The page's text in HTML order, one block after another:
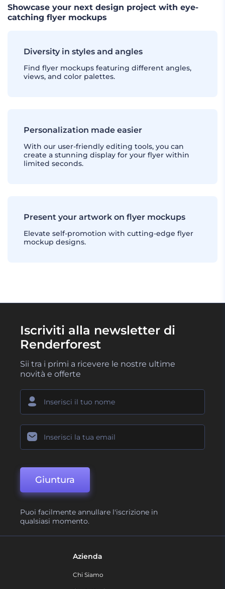
Showcase your next design project with eye-
catching flyer mockups
Diversity in styles and angles
Find flyer mockups featuring different angles,
views, and color palettes.
Personalization made easier
With our user-friendly editing tools, you can
create a stunning display for your flyer within
limited seconds.
Present your artwork on flyer mockups
Elevate self-promotion with cutting-edge flyer
mockup designs.
Iscriviti alla newsletter di
Renderforest
Sii tra i primi a ricevere le nostre ultime
novità e offerte
Giuntura
Puoi facilmente annullare l'iscrizione in
qualsiasi momento.
Azienda
Chi Siamo